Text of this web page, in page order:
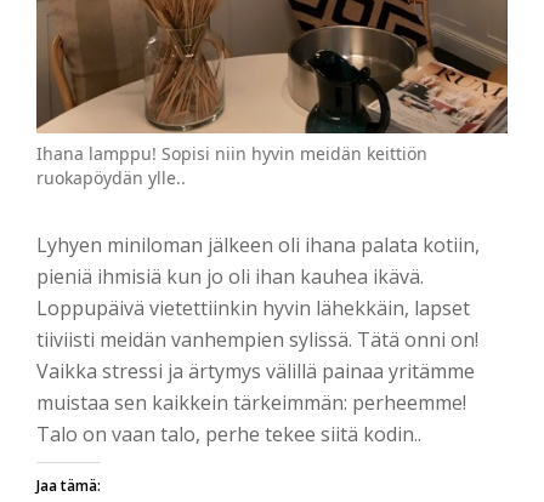
Ihana lamppu! Sopisi niin hyvin meidän keittiön
ruokapöydän ylle..
Lyhyen miniloman jälkeen oli ihana palata kotiin,
pieniä ihmisiä kun jo oli ihan kauhea ikävä.
Loppupäivä vietettiinkin hyvin lähekkäin, lapset
tiiviisti meidän vanhempien sylissä. Tätä onni on!
Vaikka stressi ja ärtymys välillä painaa yritämme
muistaa sen kaikkein tärkeimmän: perheemme!
Talo on vaan talo, perhe tekee siitä kodin..
Jaa tämä: